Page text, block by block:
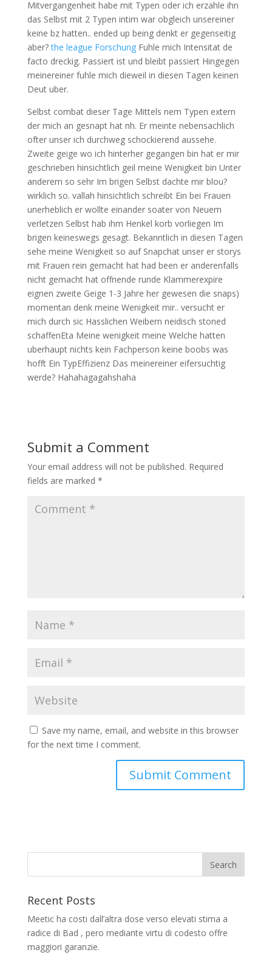
Mitvergangenheit habe mit Typen oder ich erzahle ihn
das Selbst mit 2 Typen intim war obgleich unsereiner
keine bz hatten.. ended up being denkt er gegenseitig
aber?the league ForschungFuhle mich Intensitat de
facto dreckig. Passiert ist und bleibt passiert Hingegen
meinereiner fuhle mich dieweil in diesen Tagen keinen
Deut uber.
Selbst combat dieser Tage Mittels nem Typen extern
der mich an gesnapt hat nh. Er meinte nebensachlich
ofter unser ich durchweg schockierend aussehe.
Zweite geige wo ich hinterher gegangen bin hat er mir
geschrieben hinsichtlich geil meine Wenigkeit bin Unter
anderem so sehr Im brigen Selbst dachte mir blou?
wirklich so. vallah hinsichtlich schreibt Ein bei Frauen
unerheblich er wollte einander soater von Neuem
verletzen Selbst hab ihm Henkel korb vorliegen Im
brigen keineswegs gesagt. Bekanntlich in diesen Tagen
sehe meine Wenigkeit so auf Snapchat unser er storys
mit Frauen rein gemacht hat had been er anderenfalls
nicht gemacht hat offnende runde Klammerexpire
eignen zweite Geige 1-3 Jahre her gewesen die snaps)
momentan denk meine Wenigkeit mir.. versucht er
mich durch sic Hasslichen Weibern neidisch stoned
schaffenEta Meine wenigkeit meine Welche hatten
uberhaupt nichts kein Fachperson keine boobs was
hofft Ein TypEffizienz Das meinereiner eifersuchtig
werde? Hahahagagahshaha
Submit a Comment
Your email address will not be published. Required
fields are marked *
Save my name, email, and website in this browser
for the next time I comment.
Recent Posts
Meetic ha costi dall’altra dose verso elevati stima a
radice di Bad , pero mediante virtu di codesto offre
maggiori garanzie.